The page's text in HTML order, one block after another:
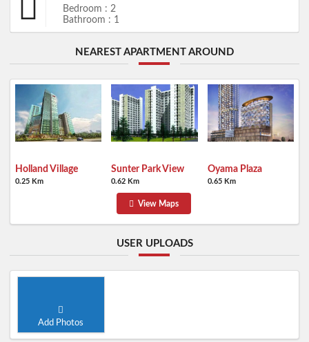
Bedroom : 2
Bathroom : 1
NEAREST APARTMENT AROUND
Holland Village
0.25 Km
Sunter Park View
0.62 Km
Oyama Plaza
0.65 Km
View Maps
USER UPLOADS
Add Photos